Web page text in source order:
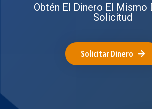
Obtén El Dinero El Mismo
Solicitud
Solicitar Dinero